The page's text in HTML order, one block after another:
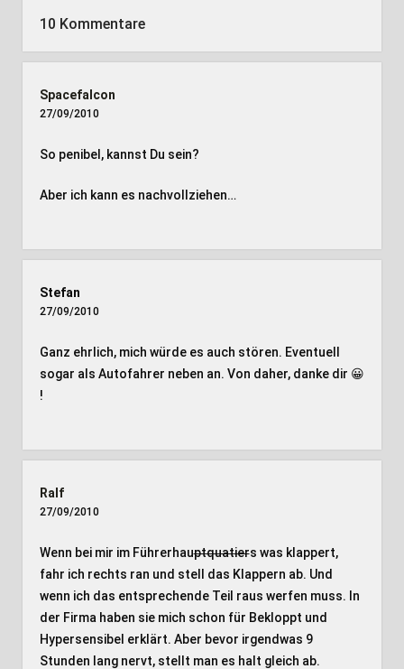
10 Kommentare
Spacefalcon
27/09/2010
So penibel, kannst Du sein?
Aber ich kann es nachvollziehen…
Stefan
27/09/2010
Ganz ehrlich, mich würde es auch stören. Eventuell
sogar als Autofahrer neben an. Von daher, danke dir 😀
!
Ralf
27/09/2010
Wenn bei mir im Führerhauptquatiers was klappert,
fahr ich rechts ran und stell das Klappern ab. Und
wenn ich das entsprechende Teil raus werfen muss. In
der Firma haben sie mich schon für Bekloppt und
Hypersensibel erklärt. Aber bevor irgendwas 9
Stunden lang nervt, stellt man es halt gleich ab.